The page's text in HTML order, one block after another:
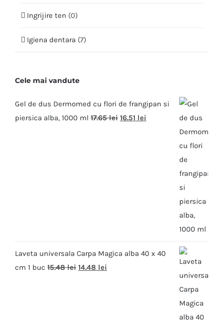
Ingrijire ten (0)
Igiena dentara (7)
Cele mai vandute
Gel de dus Dermomed cu flori de frangipan si
piersica alba, 1000 ml 17.65lei 16.51 lei
Laveta universala Carpa Magica alba 40 x 40
cm 1 buc 15.48lei 14.48 lei